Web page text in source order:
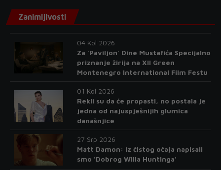
Zanimljivosti
04 Kol 2026
Za 'Paviljon' Dine Mustafića Specijalno
priznanje žirija na XII Green
Montenegro International Film Festu
01 Kol 2026
Rekli su da će propasti, no postala je
jedna od najuspješnijih glumica
današnjice
27 Srp 2026
Matt Damon: Iz čistog očaja napisali
smo 'Dobrog Willa Huntinga'